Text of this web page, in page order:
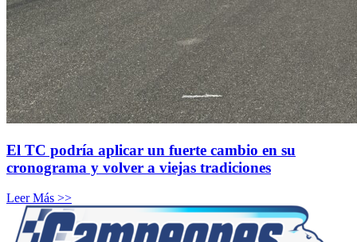
El TC podría aplicar un fuerte cambio en su
cronograma y volver a viejas tradiciones
Leer Más >>